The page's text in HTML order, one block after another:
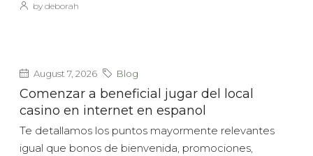
by deborah
August 7, 2026 Blog
Comenzar a beneficial jugar del local
casino en internet en espanol
Te detallamos los puntos mayormente relevantes
igual que bonos de bienvenida, promociones,